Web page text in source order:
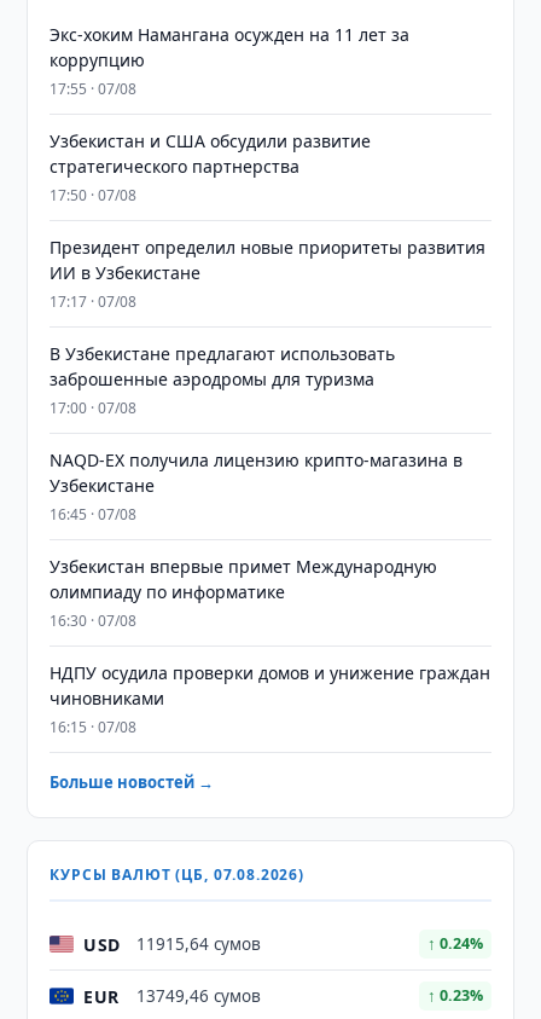
​​​​​​​Экс-хоким Намангана осужден на 11 лет за
коррупцию
17:55 · 07/08
Узбекистан и США обсудили развитие
стратегического партнерства
17:50 · 07/08
Президент определил новые приоритеты развития
ИИ в Узбекистане
17:17 · 07/08
В Узбекистане предлагают использовать
заброшенные аэродромы для туризма
17:00 · 07/08
NAQD-EX получила лицензию крипто-магазина в
Узбекистане
16:45 · 07/08
Узбекистан впервые примет Международную
олимпиаду по информатике
16:30 · 07/08
НДПУ осудила проверки домов и унижение граждан
чиновниками
16:15 · 07/08
Больше новостей →
КУРСЫ ВАЛЮТ (ЦБ, 07.08.2026)
USD 11915,64 сумов ↑ 0.24%
EUR 13749,46 сумов ↑ 0.23%